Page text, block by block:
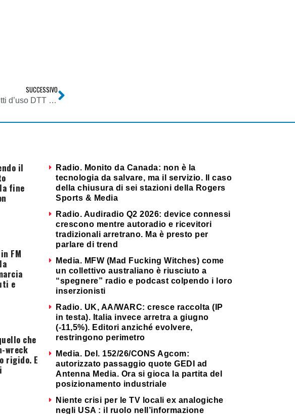
SUCCESSIVO
Tv locali, Toscana: il commissario cede i diritti d’uso DTT di Tele Camaiore Nuovi Orizzonti
il
fine
FM
e
che
wreck
rigido. E
Radio. Monito da Canada: non è la
tecnologia da salvare, ma il servizio. Il caso
della chiusura di sei stazioni della Rogers
Sports & Media
Radio. Audiradio Q2 2026: device connessi
crescono mentre autoradio e ricevitori
tradizionali arretrano. Ma è presto per
parlare di trend
Media. MFW (Mad Fucking Witches) come
un collettivo australiano è riusciuto a
“spegnere” radio e podcast colpendo i loro
inserzionisti
Radio. UK, AA/WARC: cresce raccolta (IP
in testa). Italia invece arretra a giugno
(-11,5%). Editori anziché evolvere,
restringono perimetro
Media. Del. 152/26/CONS Agcom:
autorizzato passaggio quote GEDI ad
Antenna Media. Ora si gioca la partita del
posizionamento industriale
Niente crisi per le TV locali ex analogiche
negli USA : il ruolo nell’informazione